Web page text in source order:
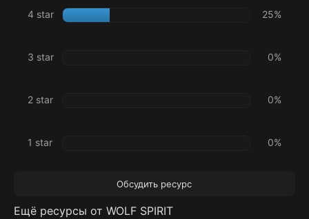
ё
з
4 star 25%
3 star 0%
2 star 0%
1 star 0%
Обсудить ресурс
Ещё ресурсы от WOLF SPIRIT